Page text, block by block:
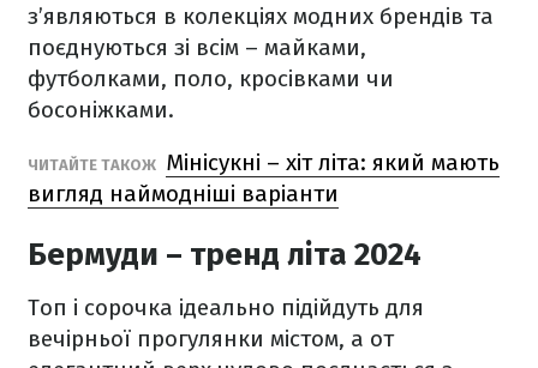
з’являються в колекціях модних брендів та
поєднуються зі всім – майками,
футболками, поло, кросівками чи
босоніжками.
ЧИТАЙТЕ ТАКОЖ Мінісукні – хіт літа: який мають
вигляд наймодніші варіанти
Бермуди – тренд літа 2024
Топ і сорочка ідеально підійдуть для
вечірньої прогулянки містом, а от